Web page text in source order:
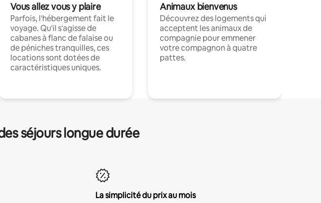
Vous allez vous y plaire
Parfois, l'hébergement fait le
voyage. Qu'il s'agisse de
cabanes à flanc de falaise ou
de péniches tranquilles, ces
locations sont dotées de
caractéristiques uniques.
Animaux bienvenus
Découvrez des logements qui
acceptent les animaux de
compagnie pour emmener
votre compagnon à quatre
pattes.
séjours longue durée
La simplicité du prix au mois